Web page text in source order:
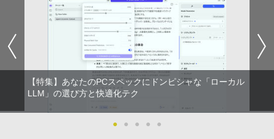
by Amazon 天然水 ラベルレス 500ml ×24本
富士山の天然水 バナジウム含有 水 ミネラル
ウォーター ペットボトル 静岡県産 500ミリリ
ットル (Smart Basic)
￥1,380
by Amazon 天然水ラベルレス 2L×9本
異世界居酒屋「のぶ」(22) (角川コミックス・
エース)
￥832
ONE PIECE モノクロ版 115 (ジャンプコミッ
クスDIGITAL)
8月5日限定10倍＆抽選10000P！｜高性
能ノートパソコン富士通 ライフブック A
579/749 Windows11 第八世代Corei5 1
5.6型大画面 メモリ8GB 秒速起動新品SS
D256GB DVD内蔵【カメラ、テンキー選
べる】ノートパソコン オフィス付き Mic
rosoftoffice2024可 WIFI Bluetooth 送
料無料
￥24,000
【マラソンP5倍/10%オフクーポン】中古
ディスクトップパソコン Windows11 Of
fice付き デル Dell OptiPlex 3050 SFF
第6世代Core i5 メモリ8GB/16GB 高速S
SD128GB/256GB DVD搭載 初期設定済
み 送料無料 保証付き
￥15,800
中古デスクトップDell Optiplex 3070 SF
【公式・メーカー直販・送料無料】モニ
ター 新品 フルHD HP Series 3 Pro 322p
e 21.45インチFHDモニター IPS 21.5型
角度調整 VESA 100Hz 液晶 HDMI VGA P
S5 Switch 3年保証 転送不可 (型番：AK2
F1UT）
￥11,280
モニター 23.8インチ 144Hz FHD pcモニ
ゼンリン住宅地図 B4判 東京都 東京都港
区 発行年月202604 13103011I
￥25,740
杖と剣のウィストリア（16） 【電子書
￥594
【特集】あなたのPCスペックにドンピシャな「ローカル
LLM」の選び方と快適化テク
● ● ● ● ●